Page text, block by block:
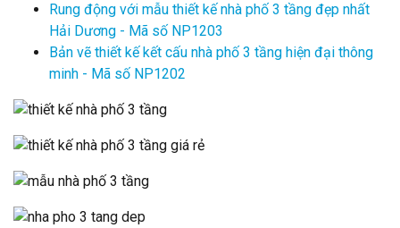
Rung động với mẫu thiết kế nhà phố 3 tầng đẹp nhất
Hải Dương - Mã số NP1203
Bản vẽ thiết kế kết cấu nhà phố 3 tầng hiện đại thông
minh - Mã số NP1202